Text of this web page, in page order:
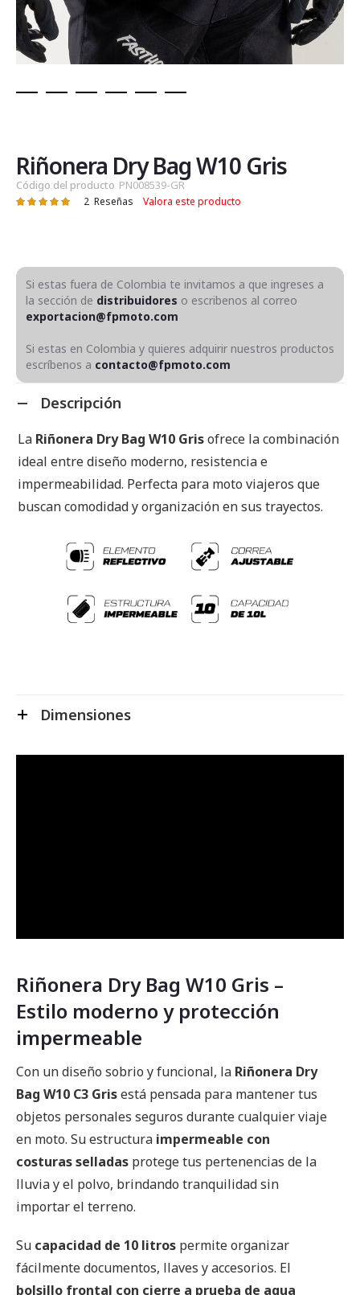
de
la
galería
de
Riñonera Dry Bag W10 Gris
Código del producto PN008539-GR
Valoración: 2 Reseñas Valora este producto
Si estas fuera de Colombia te invitamos a que ingreses a
la sección de distribuidores o escribenos al correo
exportacion@fpmoto.com
Si estas en Colombia y quieres adquirir nuestros productos
escríbenos a contacto@fpmoto.com
Descripción
La Riñonera Dry Bag W10 Grisofrece la combinación
ideal entre diseño moderno, resistencia e
impermeabilidad. Perfecta para moto viajeros que
buscan comodidad y organización en sus trayectos.
Dimensiones
Riñonera Dry Bag W10 Gris –
Estilo moderno y protección
impermeable
Con un diseño sobrio y funcional, la Riñonera Dry
Bag W10 C3 Grisestá pensada para mantener tus
objetos personales seguros durante cualquier viaje
en moto. Su estructura impermeable con
costuras selladas protege tus pertenencias de la
lluvia y el polvo, brindando tranquilidad sin
importar el terreno.
Su capacidad de 10 litros permite organizar
fácilmente documentos, llaves y accesorios. El
bolsillo frontal con cierre a prueba de agua